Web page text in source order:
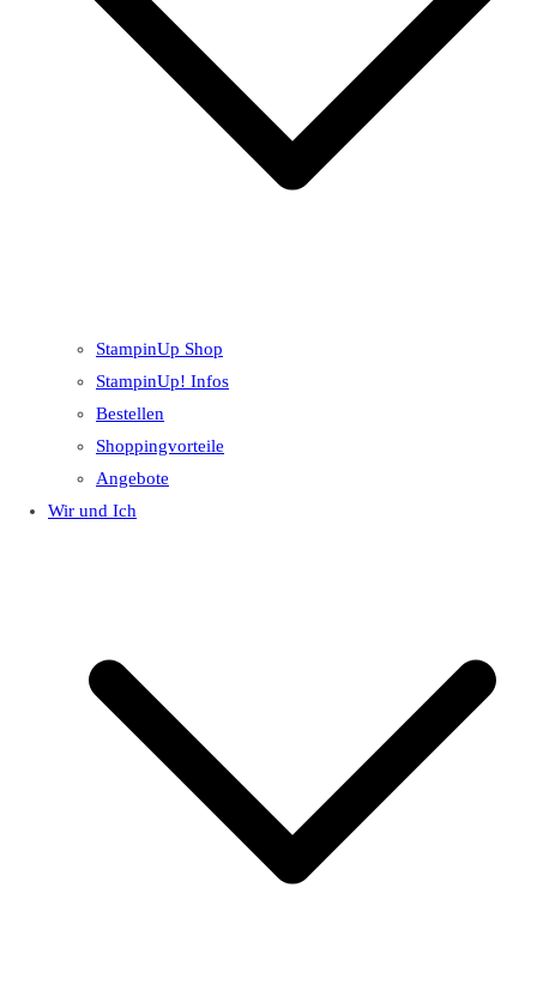
StampinUp Shop
StampinUp! Infos
Bestellen
Shoppingvorteile
Angebote
Wir und Ich